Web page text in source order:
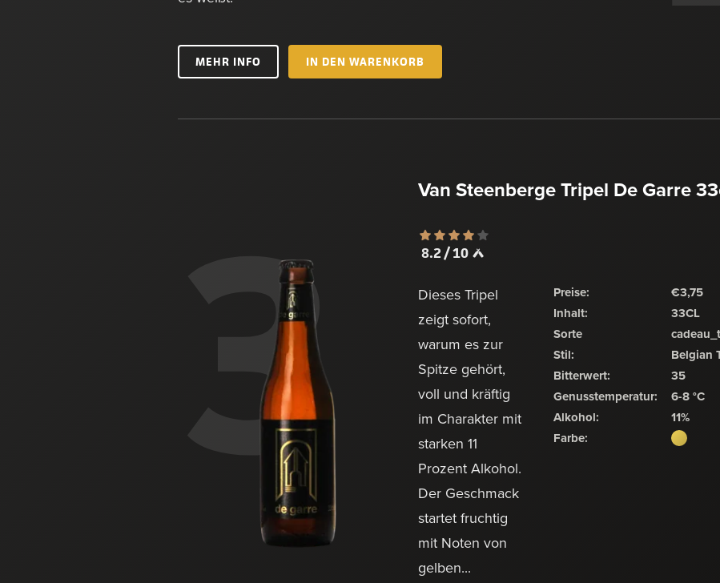
MEHR INFO IN DEN WARENKORB
3 Van Steenberge Tripel De Garre
8.2 / 10
Dieses Tripel
zeigt sofort,
warum es zur
Spitze gehört,
voll und kräftig
im Charakter mit
starken 11
Prozent Alkohol.
Der Geschmack
startet fruchtig
mit Noten von
gelben...
Preise:
€3,75
Inhalt:
33CL
Sorte
Stil:
Belgian
Bitterwert:
35
Genusstemperatur:
6-8 °C
Alkohol:
11%
Farbe: